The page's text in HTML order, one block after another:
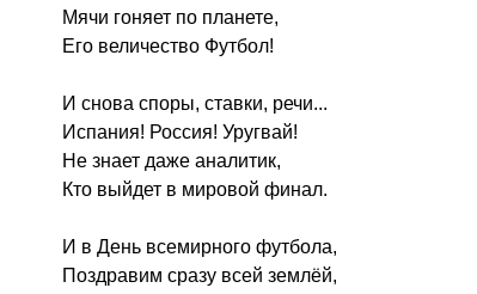
Мячи гоняет по планете,
Его величество Футбол!
И снова споры, ставки, речи...
Испания! Россия! Уругвай!
Не знает даже аналитик,
Кто выйдет в мировой финал.
И в День всемирного футбола,
Поздравим сразу всей землёй,